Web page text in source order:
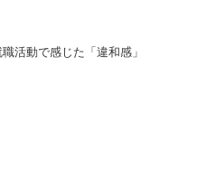
職活動で感じた「違和感」